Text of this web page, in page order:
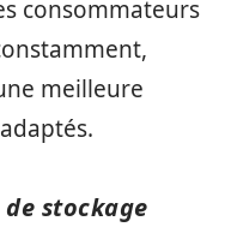
consommateurs
meilleure
stockage